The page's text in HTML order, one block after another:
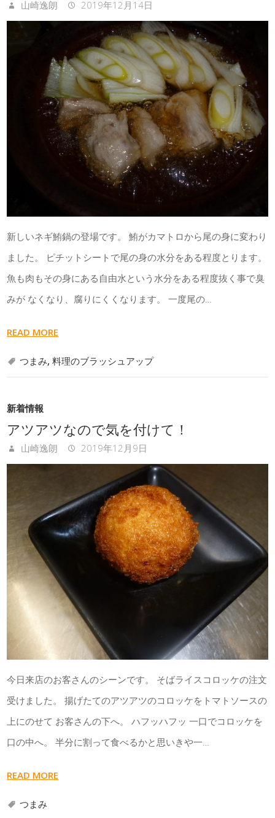
山崎逸朗 2019年12月14日
新しいネギ鮪鍋の登場です。 鮪がカマトロから尾の身に変わり
ました。 ピチットシートで尾の身の水分をある程度とります。
魚も肉もその身にある自由水という水分をある程度抜く事で臭
みが なくなり、腐りにくくなります。 一度尾の…
READ MORE
つまみ,料理のブラッシュアップ
新着情報
アツアツなので気を付けて！
山崎逸朗 2019年12月9日
今日来店のお客さんのシーンです。 そばライスコロッケの注文
受けました。 揚げたてのアツアツのコロッケをトマトソースの
上にのせて お客さんの下へ。 ハフッハフッ 一口でコロッケを
口の中へ。 半分に割って食べるかと思いきや一…
READ MORE
つまみ